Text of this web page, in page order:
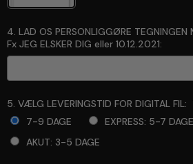
4. LAD OS PERSONLIGGØRE TEGNINGEN
Fx JEG ELSKER DIG eller 10.12.2021:
5. VÆLG LEVERINGSTID FOR DIGITAL FIL:
7-9 DAGE
EXPRESS: 5-7 DAGE
AKUT: 3-5 DAGE